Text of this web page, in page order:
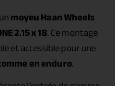
moyeu Haan Wheels
2.15 x 18. Ce montage
et accessible pour une
en enduro.